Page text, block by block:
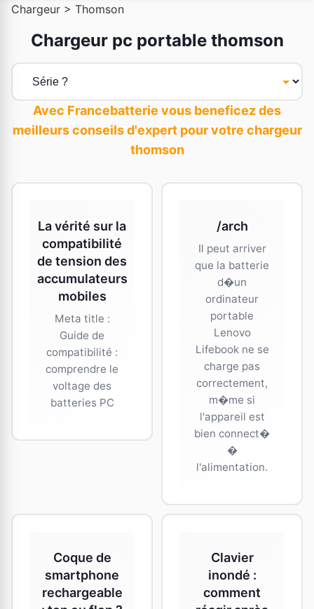
Chargeur > Thomson
Chargeur pc portable thomson
Avec Francebatterie vous beneficez des
meilleurs conseils d'expert pour votre chargeur
thomson
La vérité sur la
compatibilité
de tension des
accumulateurs
mobiles
Meta title :
Guide de
compatibilité :
comprendre le
voltage des
batteries PC
/arch
Il peut arriver
que la batterie
d�un
ordinateur
portable
Lenovo
Lifebook ne se
charge pas
correctement,
m�me si
l'appareil est
bien connect�
�
l'alimentation.
Coque de
smartphone
rechargeable
Clavier
inondé :
comment